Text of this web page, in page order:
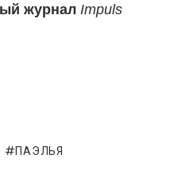
журнал Impuls
ПАЭЛЬЯ